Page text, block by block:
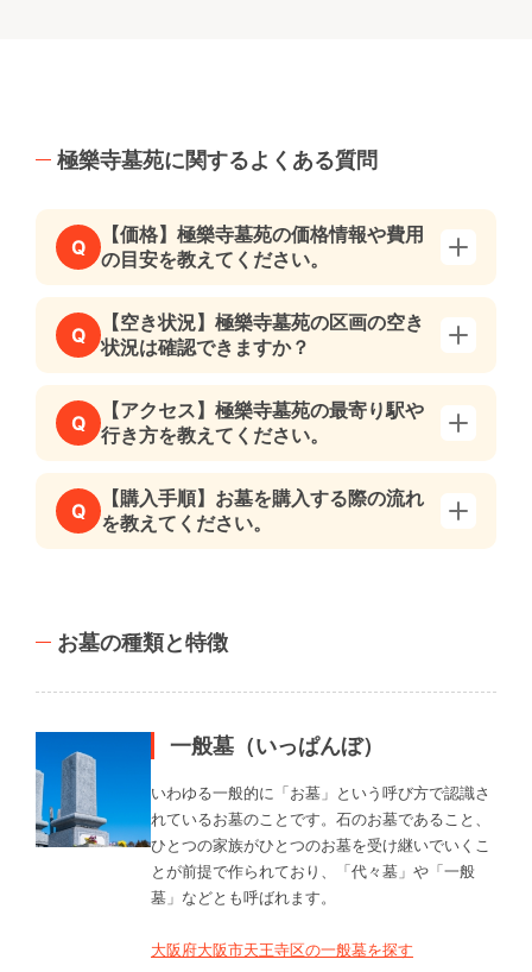
極樂寺墓苑に関するよくある質問
Q
【価格】極樂寺墓苑の価格情報や費用
の目安を教えてください。
Q
【空き状況】極樂寺墓苑の区画の空き
状況は確認できますか？
Q
【アクセス】極樂寺墓苑の最寄り駅や
行き方を教えてください。
Q
【購入手順】お墓を購入する際の流れ
を教えてください。
お墓の種類と特徴
一般墓（いっぱんぼ）
いわゆる一般的に「お墓」という呼び方で認識さ
れているお墓のことです。石のお墓であること、
ひとつの家族がひとつのお墓を受け継いでいくこ
とが前提で作られており、「代々墓」や「一般
墓」などとも呼ばれます。
大阪府大阪市天王寺区の一般墓を探す